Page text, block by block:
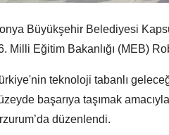
Büyükşehir Belediyesi
Milli Eğitim Bakanlığı (MEB)
teknoloji tabanlı
başarıya taşımak amacıyla
düzenlendi.